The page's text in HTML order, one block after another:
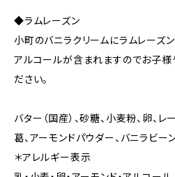
◆ラムレーズン
小町のバニラクリームにラムレーズ
アルコールが含まれますのでお子
ださい。
バター（国産）、砂糖、小麦粉、卵、レ
葛、アーモンドパウダー、バニラビー
＊アレルギー表示